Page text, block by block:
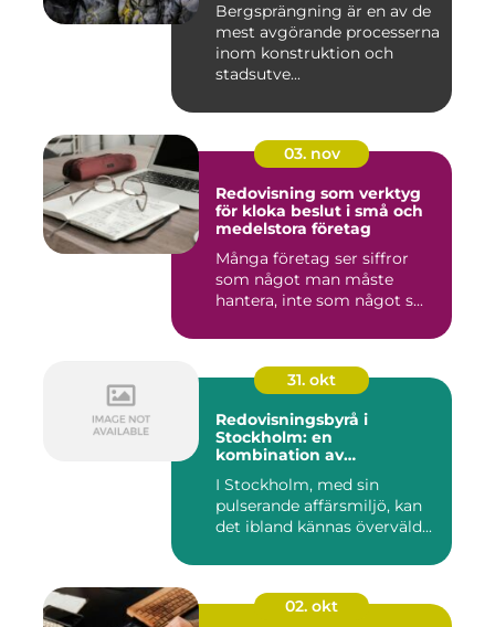
Bergsprängning är en av de
mest avgörande processerna
inom konstruktion och
stadsutve...
03. nov
Redovisning som verktyg
för kloka beslut i små och
medelstora företag
Många företag ser siffror
som något man måste
hantera, inte som något s...
31. okt
Redovisningsbyrå i
Stockholm: en
kombination av
personlig service
I Stockholm, med sin
pulserande affärsmiljö, kan
det ibland kännas överväld...
02. okt